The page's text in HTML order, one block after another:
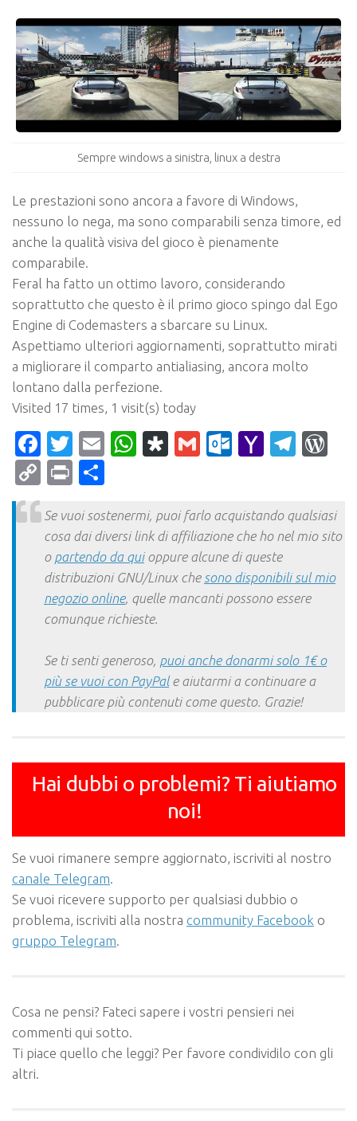
Sempre windows a sinistra, linux a destra
Le prestazioni sono ancora a favore di Windows,
nessuno lo nega, ma sono comparabili senza timore, ed
anche la qualità visiva del gioco è pienamente
comparabile.
Feral ha fatto un ottimo lavoro, considerando
soprattutto che questo è il primo gioco spingo dal Ego
Engine di Codemasters a sbarcare su Linux.
Aspettiamo ulteriori aggiornamenti, soprattutto mirati
a migliorare il comparto antialiasing, ancora molto
lontano dalla perfezione.
Visited 17 times, 1 visit(s) today
Facebook
Twitter
EmailWhatsApp
Diaspora
Gmail Yahoo
CopyPrint
Se vuoi sostenermi, puoi farlo acquistando qualsiasi
cosa dai diversi link di affiliazione che ho nel mio sito
o partendo da quioppure alcune di queste
distribuzioni GNU/Linux che sono disponibili sul mio
negozio online, quelle mancanti possono essere
comunque richieste.
Se ti senti generoso, puoi anche donarmi solo 1€ o
più se vuoi con PayPale aiutarmi a continuare a
pubblicare più contenuti come questo. Grazie!
Hai dubbi o problemi? Ti aiutiamo
noi!
Se vuoi rimanere sempre aggiornato, iscriviti al nostro
canale Telegram.
Se vuoi ricevere supporto per qualsiasi dubbio o
problema, iscriviti alla nostra community Facebook o
gruppo Telegram.
Cosa ne pensi? Fateci sapere i vostri pensieri nei
commenti qui sotto.
Ti piace quello che leggi? Per favore condividilo con gli
altri.